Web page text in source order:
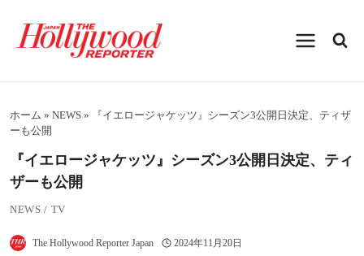
プホーム » NEWS »
『イエロージャケッツ』シーズン3公開日決定、ティザ
ーも公開
『イエロージャケッツ』シーズン3公開日決定、ティ
ザーも公開
NEWS / TV
The Hollywood Reporter Japan 2024年11月20日